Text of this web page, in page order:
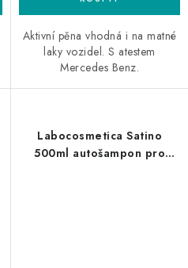
Aktivní pěna vhodná i na matné
laky vozidel. S atestem
Mercedes Benz.
Labocosmetica Satino
500ml autošampon pro